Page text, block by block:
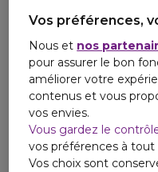
Vos préférences,
Nous et nos
pour assurer le bon
améliorer votre
contenus et vous
vos envies.
Vous gardez le
vos préférences à
Vos choix sont